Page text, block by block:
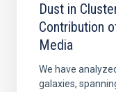
Dust in
Contribution
Media
We have
galaxies,